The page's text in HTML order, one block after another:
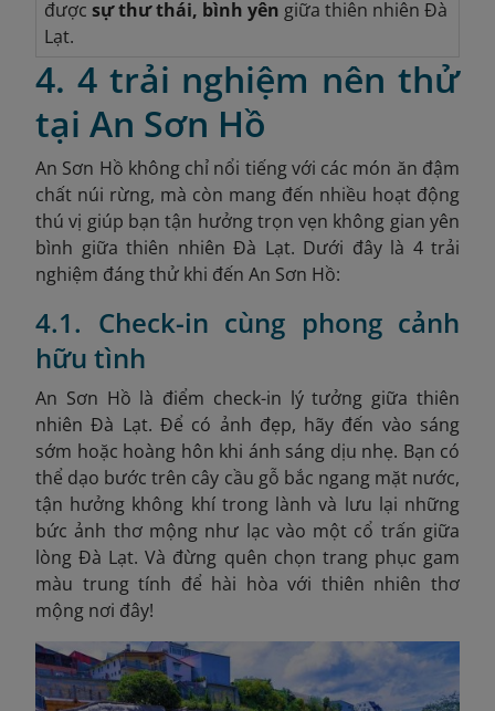
được sự thư thái, bình yên giữa thiên nhiên Đà
Lạt.
4. 4 trải nghiệm nên thử
tại An Sơn Hồ
An Sơn Hồ không chỉ nổi tiếng với các món ăn đậm
chất núi rừng, mà còn mang đến nhiều hoạt động
thú vị giúp bạn tận hưởng trọn vẹn không gian yên
bình giữa thiên nhiên Đà Lạt. Dưới đây là 4 trải
nghiệm đáng thử khi đến An Sơn Hồ:
4.1. Check-in cùng phong cảnh
hữu tình
An Sơn Hồ là điểm check-in lý tưởng giữa thiên
nhiên Đà Lạt. Để có ảnh đẹp, hãy đến vào sáng
sớm hoặc hoàng hôn khi ánh sáng dịu nhẹ. Bạn có
thể dạo bước trên cây cầu gỗ bắc ngang mặt nước,
tận hưởng không khí trong lành và lưu lại những
bức ảnh thơ mộng như lạc vào một cổ trấn giữa
lòng Đà Lạt. Và đừng quên chọn trang phục gam
màu trung tính để hài hòa với thiên nhiên thơ
mộng nơi đây!